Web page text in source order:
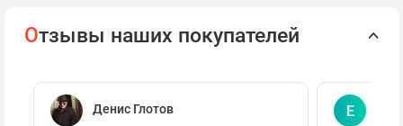
Отзывы наших покупателей
Денис Глотов Е